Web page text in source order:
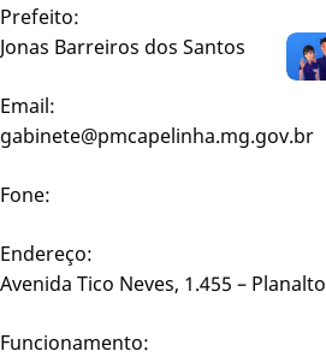
Prefeito:
Jonas Barreiros dos Santos
Email:
gabinete@pmcapelinha.mg.gov.br
Fone:
Endereço:
Avenida Tico Neves, 1.455 –
Funcionamento: